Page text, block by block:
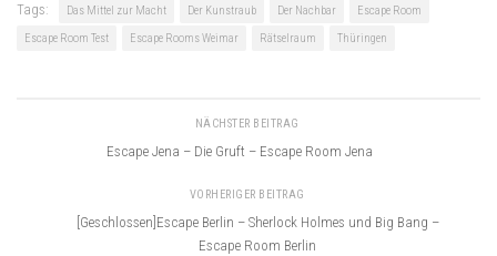
Tags: Das Mittel zur Macht Der Kunstraub Der Nachbar
Escape Room
Escape Room Test
Escape Rooms Weimar Rätselraum Thüringen
NÄCHSTER BEITRAG
Escape Jena – Die Gruft – Escape Room Jena
VORHERIGER BEITRAG
[Geschlossen]Escape Berlin – Sherlock Holmes und Big Bang –
Escape Room Berlin